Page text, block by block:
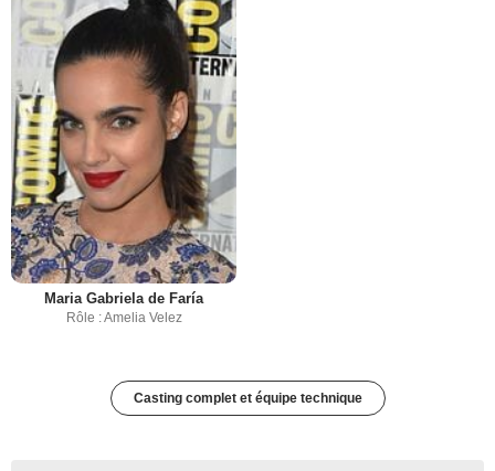
Maria Gabriela de Faría
Rôle : Amelia Velez
Casting complet et équipe technique